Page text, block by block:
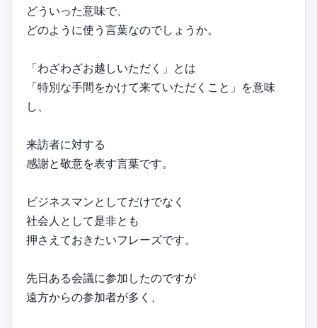
どういった意味で、
どのように使う言葉なのでしょうか。
「わざわざお越しいただく」とは
「特別な手間をかけて来ていただくこと」を意味
し、
来訪者に対する
感謝と敬意を表す言葉です。
ビジネスマンとしてだけでなく
社会人として是非とも
押さえておきたいフレーズです。
先日ある会議に参加したのですが
遠方からの参加者が多く、